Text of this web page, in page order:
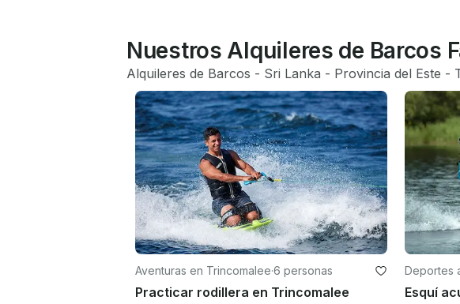
Nuestros Alquileres de Barcos
Alquileres de Barcos - Sri Lanka - Provincia del Este -
Aventuras en Trincomalee·6 personas
Practicar rodillera en Trincomalee
Deportes
ri